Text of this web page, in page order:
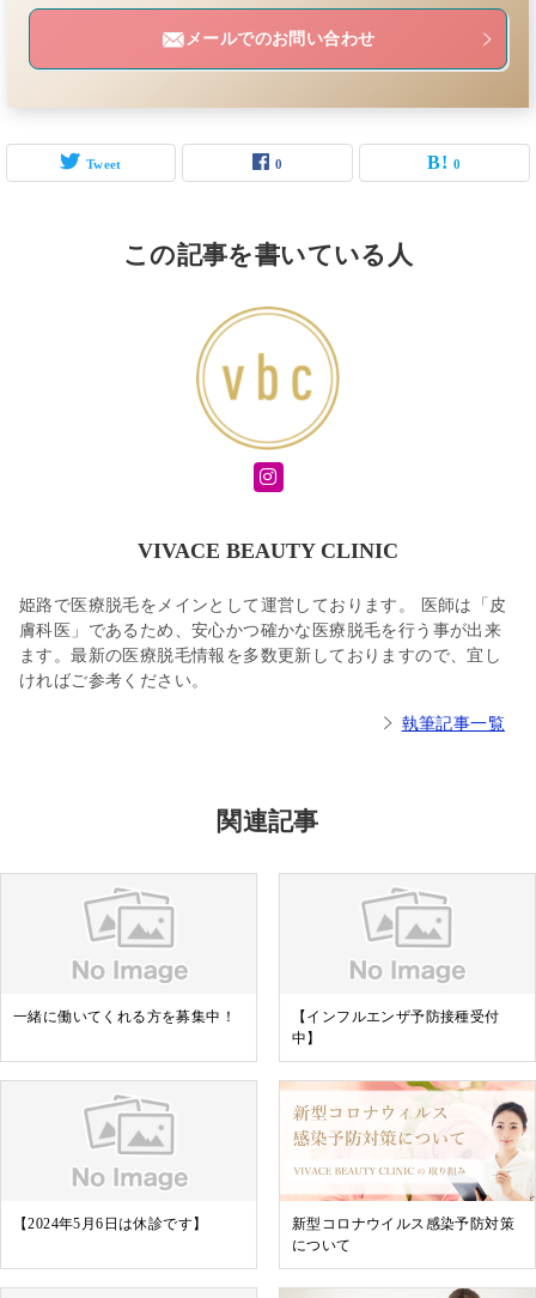
メールでのお問い合わせ
Tweet 0 0
この記事を書いている人
VIVACE BEAUTY CLINIC
姫路で医療脱毛をメインとして運営しております。 医師は「皮
膚科医」であるため、安心かつ確かな医療脱毛を行う事が出来
ます。最新の医療脱毛情報を多数更新しておりますので、宜し
ければご参考ください。
執筆記事一覧
関連記事
一緒に働いてくれる方を募集中！
【インフルエンザ予防接種受付
中】
【2024年5月6日は休診です】
新型コロナウイルス感染予防対策
について